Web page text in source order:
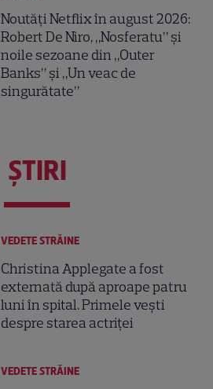
Noutăți Netflix în august 2026:
Robert De Niro, „Nosferatu” și
noile sezoane din „Outer
Banks” și „Un veac de
singurătate”
ŞTIRI
VEDETE STRĂINE
Christina Applegate a fost
externată după aproape patru
luni în spital. Primele vești
despre starea actriței
VEDETE STRĂINE